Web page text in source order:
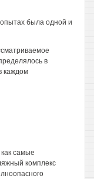
была одной и
в
каждом
самые
комплекс